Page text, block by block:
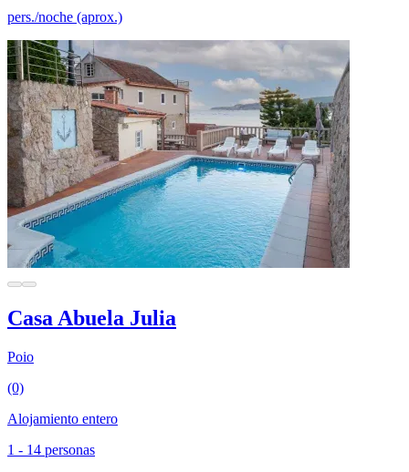
pers./noche (aprox.)
Casa Abuela Julia
Poio
(0)
Alojamiento entero
1 - 14 personas